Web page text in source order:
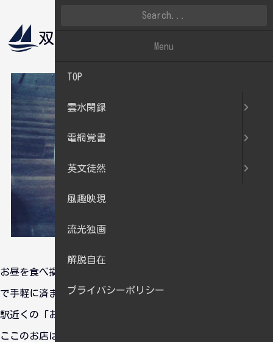
双帆遠影
お昼を食べ損ね、中途半端時間帯におなかがすいたのでうどん
で手軽に済ませることにしました。
駅近くの「おにやんま」という立ち食いうどんのおみせです。
ここのお店は有名らしくいつも混んでますが、中途半端な時間
Menu
TOP
雲水閑録
電網覚書
英文徒然
風趣映現
流光独画
解脱自在
プライバシーポリシー